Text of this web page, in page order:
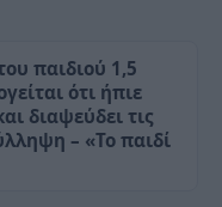
παιδιού 1,5
ότι ήπιε
διαψεύδει τις
– «Το παιδί